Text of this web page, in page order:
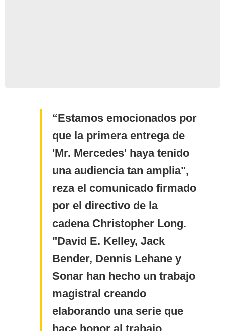
Estamos emocionados por
que la primera entrega de
'Mr. Mercedes' haya tenido
una audiencia tan amplia",
reza el comunicado firmado
por el directivo de la
cadena Christopher Long.
"David E. Kelley, Jack
Bender, Dennis Lehane y
Sonar han hecho un trabajo
magistral creando
elaborando una serie que